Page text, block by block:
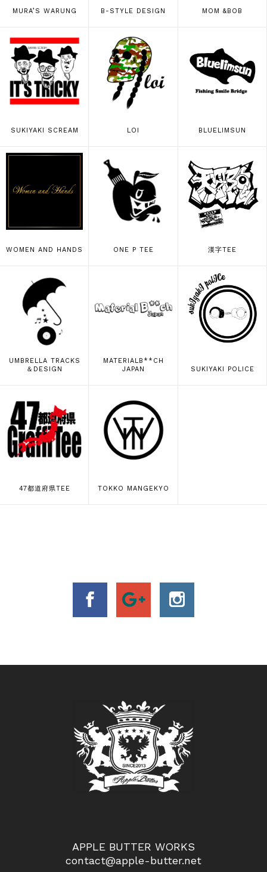
MURA’S WARUNG B-STYLE DESIGN MOM &BOB
SUKIYAKI SCREAM LOI BLUELIMSUN
WOMEN AND HANDS ONE P TEE 漢字TEE
UMBRELLA TRACKS
＆DESIGN
MATERIALB**CH
JAPAN
SUKIYAKI POLICE
47都道府県TEE TOKKO MANGEKYO
APPLE BUTTER WORKS
contact@apple-butter.net